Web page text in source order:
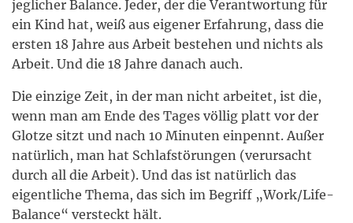
jeglicher Balance. Jeder, der die Verantwortung für
ein Kind hat, weiß aus eigener Erfahrung, dass die
ersten 18 Jahre aus Arbeit bestehen und nichts als
Arbeit. Und die 18 Jahre danach auch.
Die einzige Zeit, in der man nicht arbeitet, ist die,
wenn man am Ende des Tages völlig platt vor der
Glotze sitzt und nach 10 Minuten einpennt. Außer
natürlich, man hat Schlafstörungen (verursacht
durch all die Arbeit). Und das ist natürlich das
eigentliche Thema, das sich im Begriff „Work/Life-
Balance“ versteckt hält.